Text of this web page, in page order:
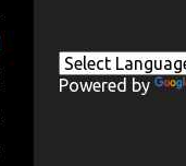
Powered by